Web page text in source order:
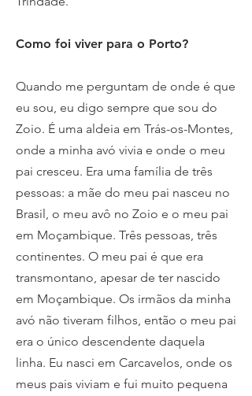
Como foi viver para o Porto?
Quando me perguntam de onde é que
eu sou, eu digo sempre que sou do
Zoio. É uma aldeia em Trás-os-Montes,
onde a minha avó vivia e onde o meu
pai cresceu. Era uma família de três
pessoas: a mãe do meu pai nasceu no
Brasil, o meu avô no Zoio e o meu pai
em Moçambique. Três pessoas, três
continentes. O meu pai é que era
transmontano, apesar de ter nascido
em Moçambique. Os irmãos da minha
avó não tiveram filhos, então o meu pai
era o único descendente daquela
linha. Eu nasci em Carcavelos, onde os
meus pais viviam e fui muito pequena